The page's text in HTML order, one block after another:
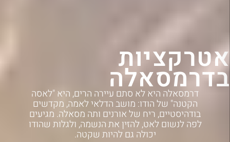
אטרקציות
בדרמסאלה
דרמסאלה היא לא סתם עיירה הרים, היא "לאסה
הקטנה" של הודו: מושב הדלאי לאמה, מקדשים
בודהיסטיים, ריח של אורנים ותה מסאלה. מגיעים
לפה לנשום לאט, להזין את הנשמה, ולגלות שהודו
יכולה גם להיות שקטה.